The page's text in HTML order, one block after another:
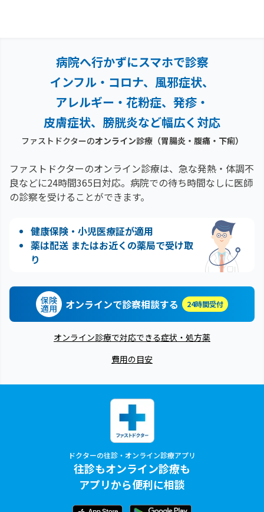
病院へ行かずにスマホで診察
インフル・コロナ、風邪症状、
アレルギー・花粉症、 発疹・
皮膚症状、膀胱炎など幅広く対応
ファストドクターのオンライン診療（胃腸炎・腹痛・下痢）
ファストドクターのオンライン診療は、急な発熱・体調不
良などに24時間365日対応。 病院での待ち時間なしに医師
の診察を受けることができます。
健康保険・小児医療証が適用
薬は配送 またはお近くの薬局で受け取
り
保険
適用 オンラインで診察相談する 24時間受付
オンライン診療で対応できる症状・処方薬
費用の目安
ドクターの往診・オンライン診療アプリ
往診もオンライン診療も
アプリから便利に相談